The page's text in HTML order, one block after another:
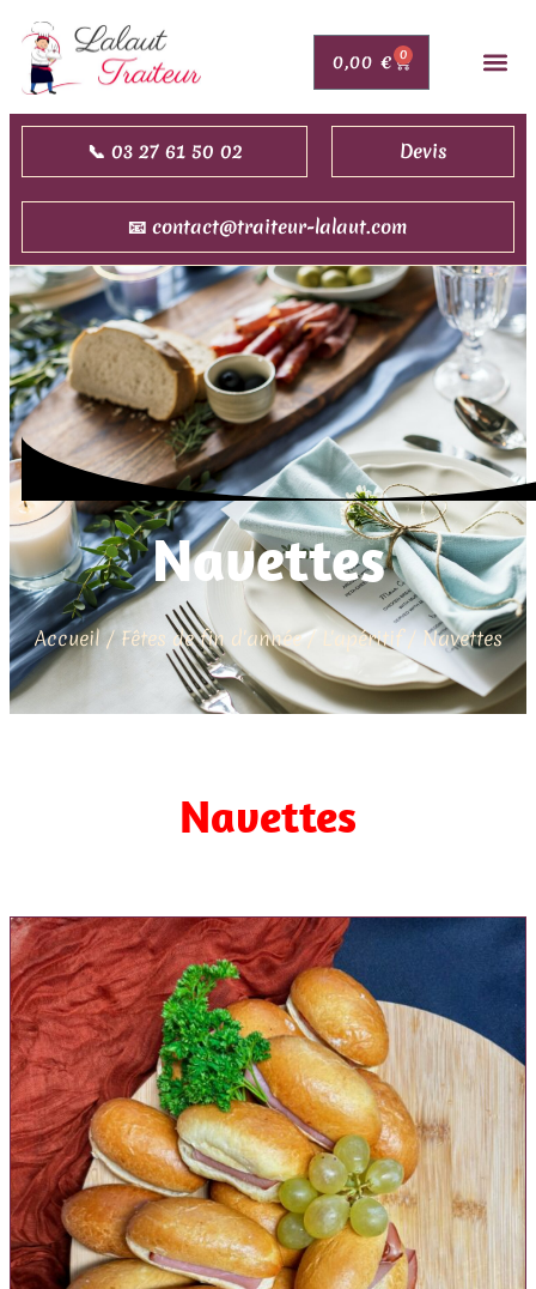
0,00€ 0
📞 03 27 61 50 02 Devis
📧 contact@traiteur-lalaut.com
Navettes
Accueil/ Fêtes de fin d'année/ L'apéritif/ Navettes
Navettes